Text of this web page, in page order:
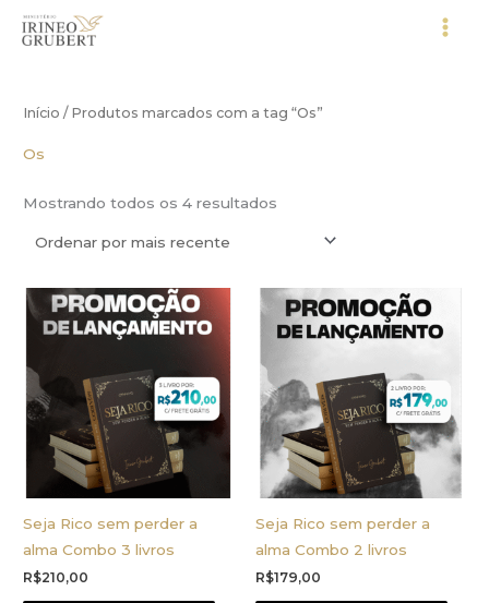
para
Início / Produtos marcados com a tag “Os”
Os
Mostrando todos os 4 resultados
recente
Seja Rico sem perder a
alma Combo 3 livros
R$210,00
Seja Rico sem perder a
alma Combo 2 livros
R$179,00